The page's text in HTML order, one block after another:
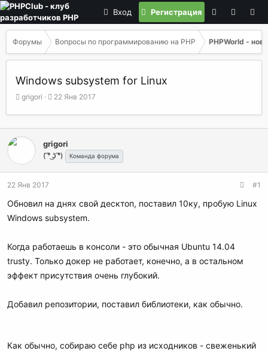
Вход Регистрация
Форумы Вопросы по программированию на РНР PHPWorld -
Windows subsystem for Linux
А
т
о
р
м
ы
grigori
Д
т
а
а
ч
а
22 Янв 2017
grigori
( ͡° ͜ʖ ͡°) Команда форума
22 Янв 2017 #1
Обновил на днях свой десктоп, поставил 10ку, пробую Linux
Windows subsystem.
Когда работаешь в консоли - это обычная Ubuntu 14.04
trusty. Только докер не работает, конечно, а в остальном
эффект присутствия очень глубокий.
Добавил репозитории, поставил библиотеки, как обычно.
Как обычно, собираю себе php из исходников - свеженький